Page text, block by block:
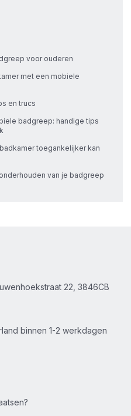
voor ouderen
met een mobiele
en trucs
badgreep: handige tips
toegankelijker kan
van je badgreep
22, 3846CB
binnen 1-2 werkdagen